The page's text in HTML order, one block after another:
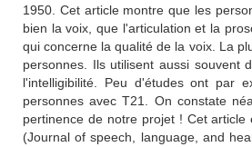
1950. Cet article montre que les
bien la voix, que l'articulation et la
qui concerne la qualité de la voix. La
personnes. Ils utilisent aussi souvent
l'intelligibilité. Peu d'études ont par
personnes avec T21. On constate
pertinence de notre projet ! Cet
(Journal of speech, language, and